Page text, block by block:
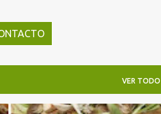
VER TODO